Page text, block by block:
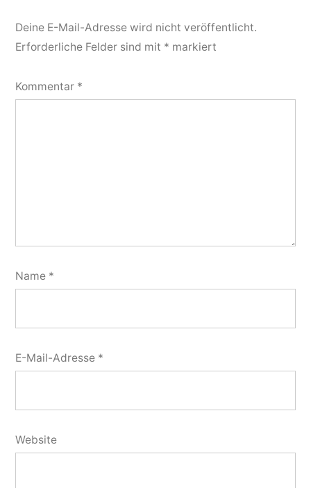
Deine E-Mail-Adresse wird nicht veröffentlicht.
Erforderliche Felder sind mit * markiert
Kommentar *
Name *
E-Mail-Adresse *
Website